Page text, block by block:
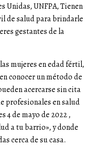
Unidas, UNFPA, Tienen
de salud para brindarle
gestantes de la
mujeres en edad fértil,
conocer un método de
acercarse sin cita
profesionales en salud
4 de mayo de 2022 ,
a tu barrio», y donde
cerca de su casa.